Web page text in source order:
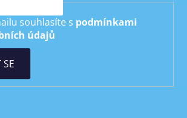
souhlasíte s podmínkami
údajů
SE